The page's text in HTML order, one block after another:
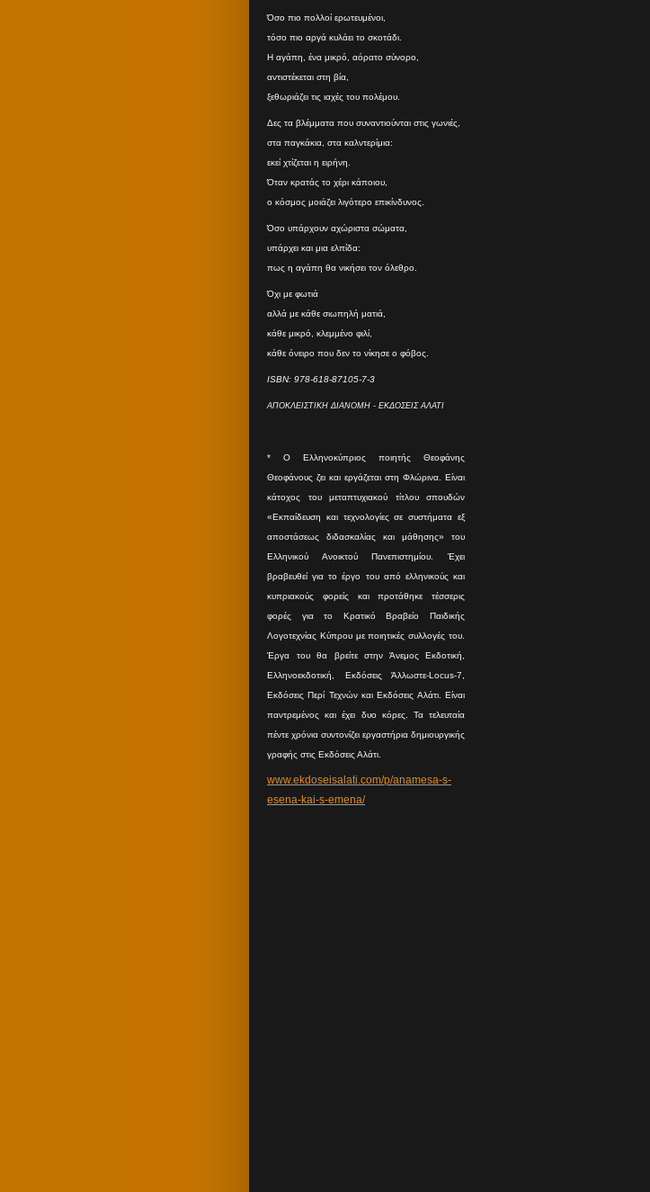
Όσο πιο πολλοί ερωτευμένοι,
τόσο πιο αργά κυλάει το σκοτάδι.
Η αγάπη, ένα μικρό, αόρατο σύνορο,
αντιστέκεται στη βία,
ξεθωριάζει τις ιαχές του πολέμου.
Δες τα βλέμματα που συναντιούνται στις γωνιές,
στα παγκάκια, στα καλντερίμια:
εκεί χτίζεται η ειρήνη.
Όταν κρατάς το χέρι κάποιου,
ο κόσμος μοιάζει λιγότερο επικίνδυνος.
Όσο υπάρχουν αχώριστα σώματα,
υπάρχει και μια ελπίδα:
πως η αγάπη θα νικήσει τον όλεθρο.
Όχι με φωτιά
αλλά με κάθε σιωπηλή ματιά,
κάθε μικρό, κλεμμένο φιλί,
κάθε όνειρο που δεν το νίκησε ο φόβος.
ISBN: 978-618-87105-7-3
ΑΠΟΚΛΕΙΣΤΙΚΗ ΔΙΑΝΟΜΗ - ΕΚΔΟΣΕΙΣ ΑΛΑΤΙ
* O Eλληνοκύπριος ποιητής Θεοφάνης
Θεοφάνους ζει και εργάζεται στη Φλώρινα. Είναι
κάτοχος του μεταπτυχιακού τίτλου σπουδών
«Εκπαίδευση και τεχνολογίες σε συστήματα εξ
αποστάσεως διδασκαλίας και μάθησης» του
Ελληνικού Ανοικτού Πανεπιστημίου. Έχει
βραβευθεί για το έργο του από ελληνικούς και
κυπριακούς φορείς και προτάθηκε τέσσερις
φορές για το Κρατικό Βραβείο Παιδικής
Λογοτεχνίας Κύπρου με ποιητικές συλλογές του.
Έργα του θα βρείτε στην Άνεμος Εκδοτική,
Ελληνοεκδοτική, Εκδόσεις Άλλωστε-Locus-7,
Εκδόσεις Περί Τεχνών και Εκδόσεις Αλάτι. Είναι
παντρεμένος και έχει δυο κόρες. Τα τελευταία
πέντε χρόνια συντονίζει εργαστήρια δημιουργικής
γραφής στις Εκδόσεις Αλάτι.
www.ekdoseisalati.com/p/anamesa-s-
esena-kai-s-emena/